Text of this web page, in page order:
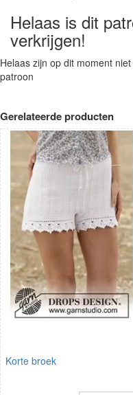
Helaas is dit
verkrijgen!
Helaas zijn op dit moment
patroon
Gerelateerde producten
Korte broek